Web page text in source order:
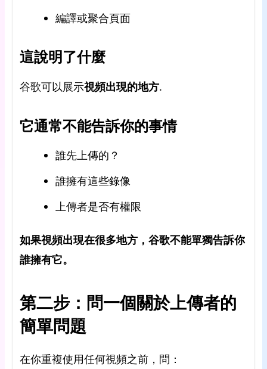
編譯或聚合頁面
這說明了什麼
谷歌可以展示視頻出現的地方.
它通常不能告訴你的事情
誰先上傳的？
誰擁有這些錄像
上傳者是否有權限
如果視頻出現在很多地方，谷歌不能單獨告訴你
誰擁有它。
第二步：問一個關於上傳者的
簡單問題
在你重複使用任何視頻之前，問：